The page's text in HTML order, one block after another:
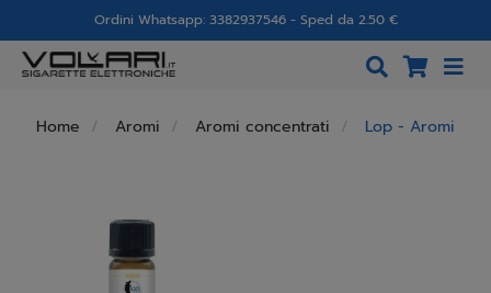
Ordini Whatsapp: 3382937546 - Sped da 2.50 €
Home Aromi Aromi concentrati Lop - Aromi